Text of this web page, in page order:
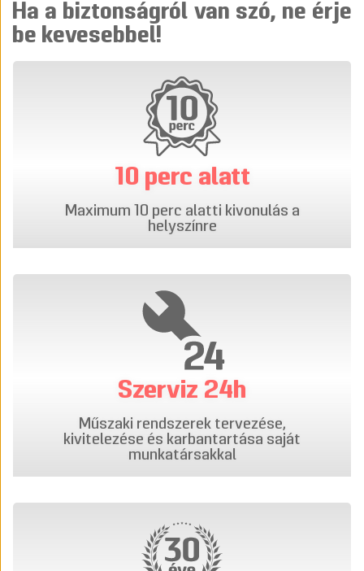
Ha a biztonságról van szó, ne érje
be kevesebbel!
10 perc alatt
Maximum 10 perc alatti kivonulás a
helyszínre
Szerviz 24h
Műszaki rendszerek tervezése,
kivitelezése és karbantartása saját
munkatársakkal